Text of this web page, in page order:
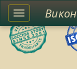
Toggle
left
sidebar